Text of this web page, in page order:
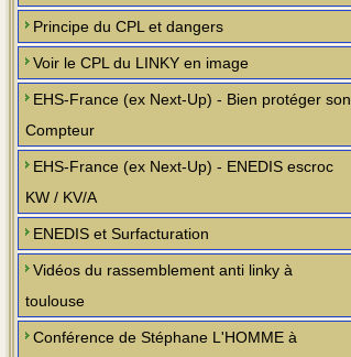
Principe du CPL et dangers
Voir le CPL du LINKY en image
EHS-France (ex Next-Up) - Bien protéger son
Compteur
EHS-France (ex Next-Up) - ENEDIS escroc
KW / KV/A
ENEDIS et Surfacturation
Vidéos du rassemblement anti linky à
toulouse
Conférence de Stéphane L'HOMME à